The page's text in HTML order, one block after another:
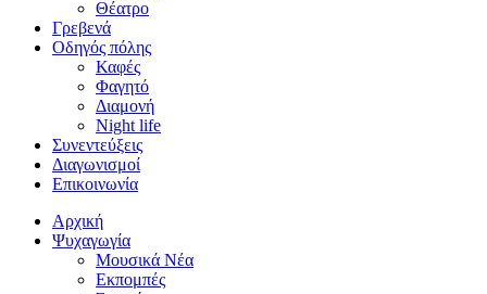
Θέατρο
Γρεβενά
Οδηγός πόλης
Καφές
Φαγητό
Διαμονή
Night life
Συνεντεύξεις
Διαγωνισμοί
Επικοινωνία
Αρχική
Ψυχαγωγία
Μουσικά Νέα
Εκπομπές